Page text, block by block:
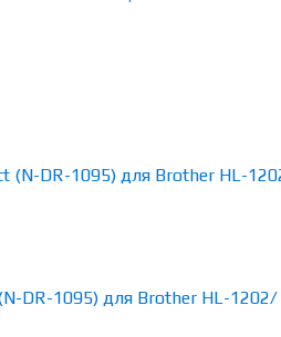
DR-1095) для Brother HL-1202/